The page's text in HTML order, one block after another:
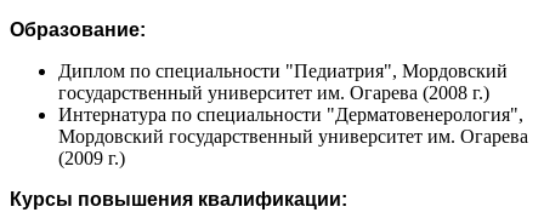
Образование:
Диплом по специальности "Педиатрия", Мордовский
государственный университет им. Огарева (2008 г.)
Интернатура по специальности "Дерматовенерология",
Мордовский государственный университет им. Огарева
(2009 г.)
Курсы повышения квалификации: